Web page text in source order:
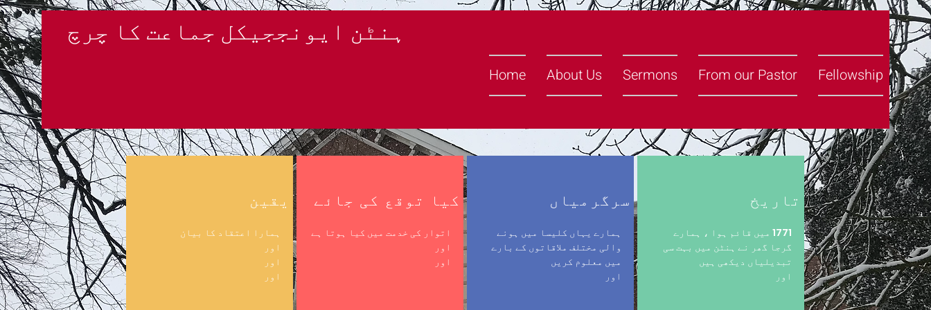
ہنٹن ایونججیکل جماعت کا چرچ
Home About Us Sermons From our Pastor Fellowship
یقین
ہمارا اعتقاد کا بیان
اور
اور
اور
کیا توقع کی جائے
اتوار کی خدمت میں کیا ہوتا ہے
اور
اور
سرگرمیاں
ہمارے یہاں کلیسا میں ہونے
والی مختلف ملاقاتوں کے بارے
میں معلوم کریں
اور
تاریخ
1771 میں قائم ہوا ، ہمارے
گرجا گھر نے ہنٹن میں بہت سی
تبدیلیاں دیکھی ہیں
اور